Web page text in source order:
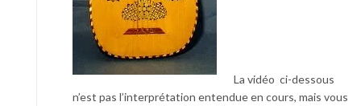
La vidéo ci-dessous
n’est pas l’interprétation entendue en cours, mais vous